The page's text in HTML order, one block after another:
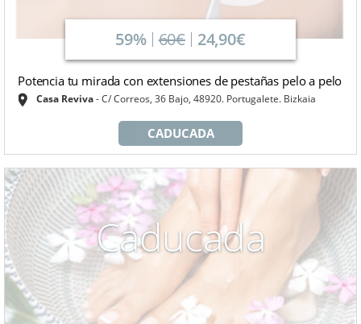
59% 60€ 24,90€
Potencia tu mirada con extensiones de pestañas pelo a pelo
Casa Reviva C/ Correos, 36 Bajo, 48920. Portugalete. Bizkaia
CADUCADA
Caducada